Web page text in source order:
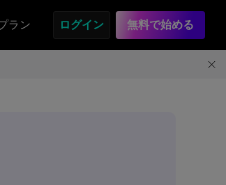
ラン ログイン 無料で始める